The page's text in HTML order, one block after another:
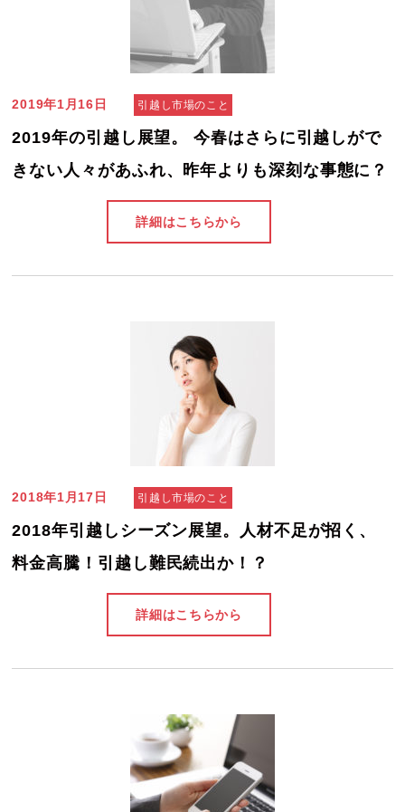
2019年1月16日 引越し市場のこと
2019年の引越し展望。 今春はさらに引越しがで
きない人々があふれ、昨年よりも深刻な事態に？
詳細はこちらから
2018年1月17日 引越し市場のこと
2018年引越しシーズン展望。人材不足が招く、
料金高騰！引越し難民続出か！？
詳細はこちらから